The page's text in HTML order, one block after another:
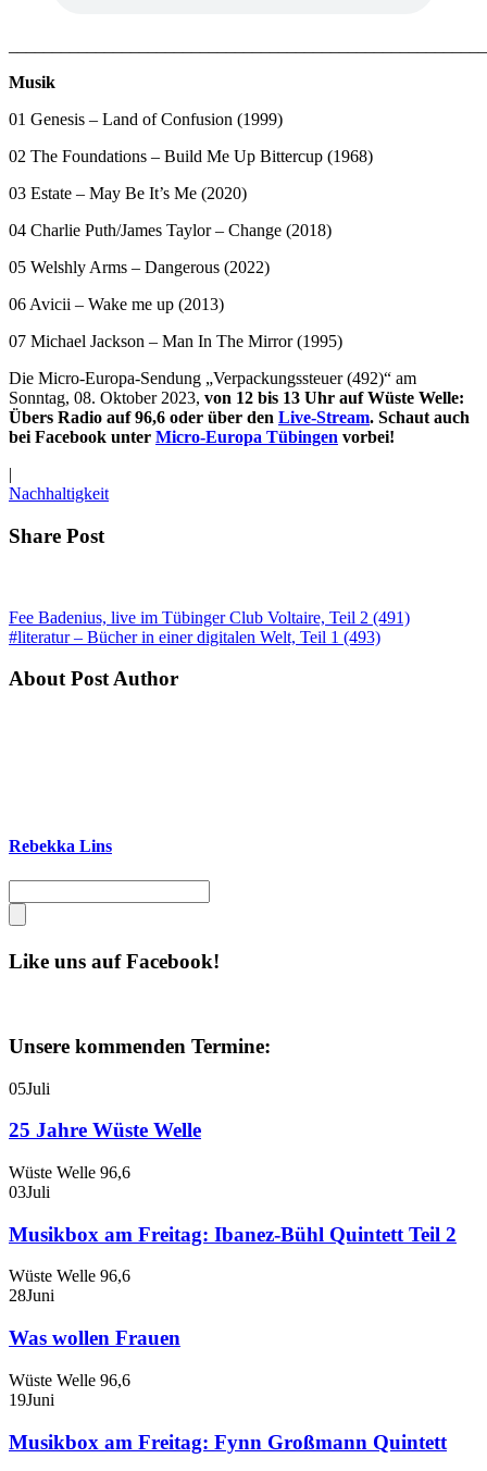
Musik
01 Genesis – Land of Confusion (1999)
02 The Foundations – Build Me Up Bittercup (1968)
03 Estate – May Be It’s Me (2020)
04 Charlie Puth/James Taylor – Change (2018)
05 Welshly Arms – Dangerous (2022)
06 Avicii – Wake me up (2013)
07 Michael Jackson – Man In The Mirror (1995)
Die Micro-Europa-Sendung „Verpackungssteuer (492)“ am
Sonntag, 08. Oktober 2023, von 12 bis 13 Uhr auf Wüste Welle:
Übers Radio auf 96,6 oder über den Live-Stream. Schaut auch
bei Facebook unter Micro-Europa Tübingen vorbei!
|
Nachhaltigkeit
Share Post
Fee Badenius, live im Tübinger Club Voltaire, Teil 2 (491)
#literatur – Bücher in einer digitalen Welt, Teil 1 (493)
About Post Author
Rebekka Lins
Like uns auf Facebook!
Unsere kommenden Termine:
05Juli
25 Jahre Wüste Welle
Wüste Welle 96,6
03Juli
Musikbox am Freitag: Ibanez-Bühl Quintett Teil 2
Wüste Welle 96,6
28Juni
Was wollen Frauen
Wüste Welle 96,6
19Juni
Musikbox am Freitag: Fynn Großmann Quintett